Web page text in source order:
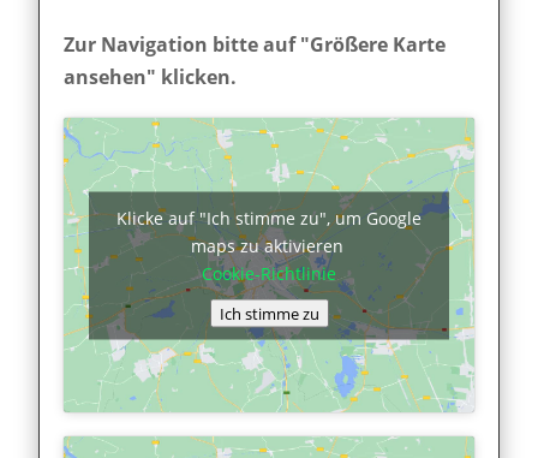
Zur Navigation bitte auf "Größere Karte
ansehen" klicken.
Klicke auf "Ich stimme zu", um Google
maps zu aktivieren
Cookie-Richtlinie
Ich stimme zu